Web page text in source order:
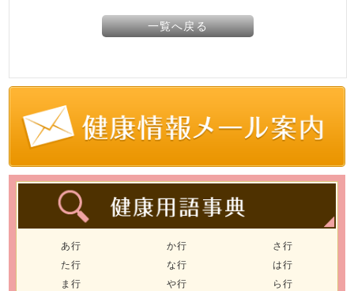
一覧へ戻る
あ行 か行
さ行
た行
な行
は行
ま行
や行
ら行